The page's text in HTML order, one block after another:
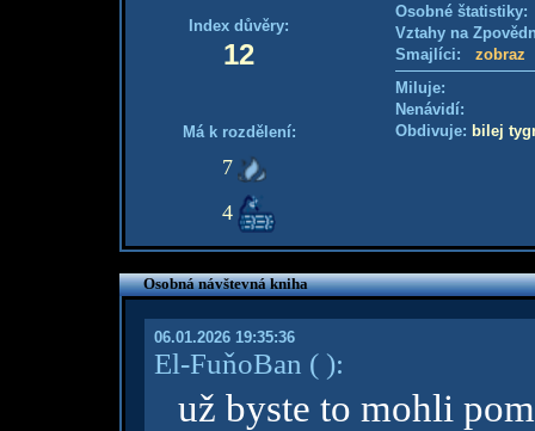
Index důvěry:
12
Má k rozdělení:
7
4
Osobné
Vztahy na
Smajlíci: zobraz
Miluje:
Nenávidí:
Obdivuje: bilej
Osobná návštevná kniha
06.01.2026 19:35:36
El-FuňoBan ( ):
už byste to mohli